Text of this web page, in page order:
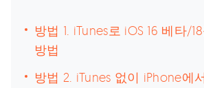
방법 1. iTunes로 iOS 16 베타/
방법
방법 2. iTunes 없이 iPhone에